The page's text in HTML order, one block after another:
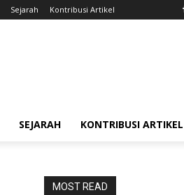
Sejarah Kontribusi Artikel
SEJARAH KONTRIBUSI ARTIKEL
MOST READ